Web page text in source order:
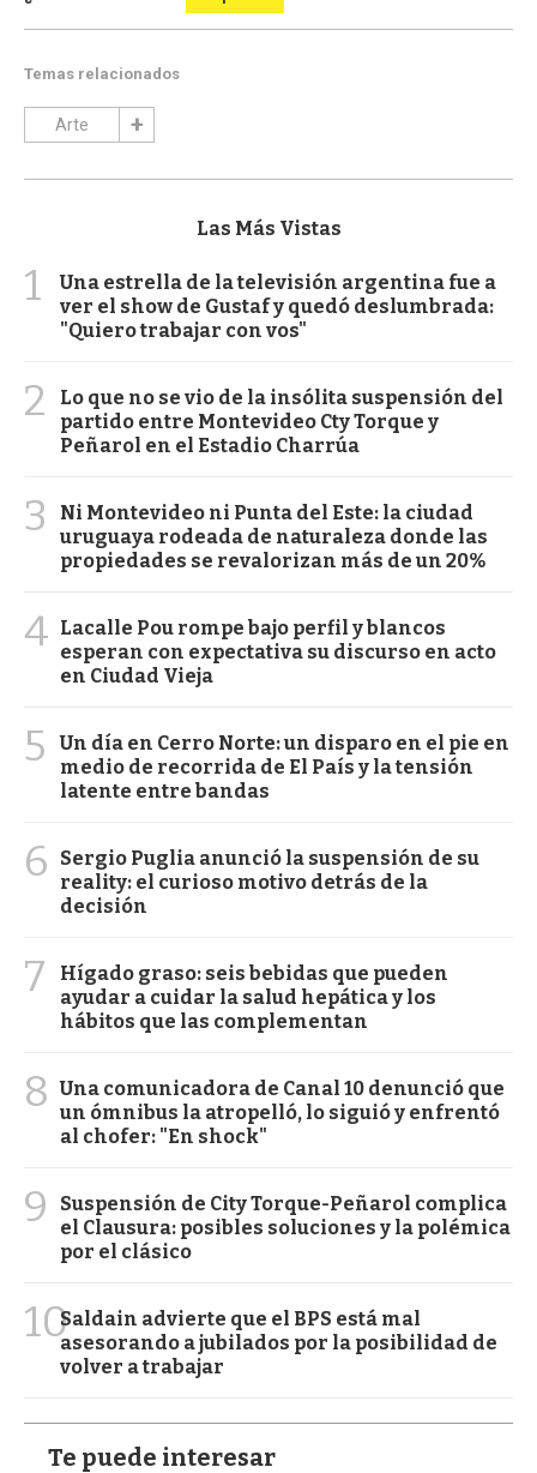
Temas relacionados
Arte
Las Más Vistas
1
Una estrella de la televisión argentina fue a
ver el show de Gustaf y quedó deslumbrada:
"Quiero trabajar con vos"
2
Lo que no se vio de la insólita suspensión del
partido entre Montevideo Cty Torque y
Peñarol en el Estadio Charrúa
3
Ni Montevideo ni Punta del Este: la ciudad
uruguaya rodeada de naturaleza donde las
propiedades se revalorizan más de un 20%
4 Lacalle Pou rompe bajo perfil y blancos
esperan con expectativa su discurso en acto
en Ciudad Vieja
5
Un día en Cerro Norte: un disparo en el pie en
medio de recorrida de El País y la tensión
latente entre bandas
6
Sergio Puglia anunció la suspensión de su
reality: el curioso motivo detrás de la
decisión
7
Hígado graso: seis bebidas que pueden
ayudar a cuidar la salud hepática y los
hábitos que las complementan
8 Una comunicadora de Canal 10 denunció que
un ómnibus la atropelló, lo siguió y enfrentó
al chofer: "En shock"
9
Suspensión de City Torque-Peñarol complica
el Clausura: posibles soluciones y la polémica
por el clásico
10Saldain advierte que el BPS está mal
asesorando a jubilados por la posibilidad de
volver a trabajar
Te puede interesar